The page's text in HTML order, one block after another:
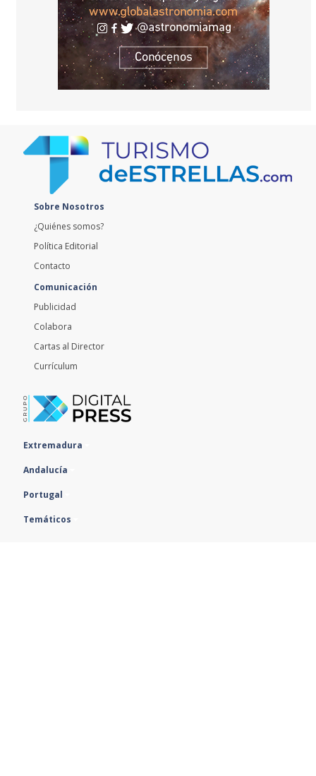
Sobre Nosotros
¿Quiénes somos?
Política Editorial
Contacto
Comunicación
Publicidad
Colabora
Cartas al Director
Currículum
Extremadura
Andalucía
Portugal
Temáticos